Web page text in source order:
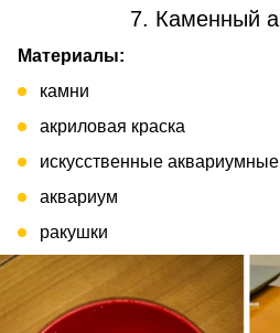
7. Каменный
Материалы:
камни
акриловая краска
искусственные
аквариум
ракушки